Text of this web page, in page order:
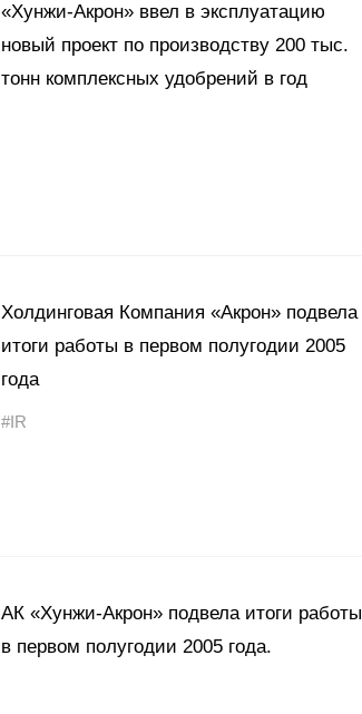
«Хунжи-Акрон» ввел в эксплуатацию
новый проект по производству 200 тыс.
тонн комплексных удобрений в год
Холдинговая Компания «Акрон» подвела
итоги работы в первом полугодии 2005
года
#IR
АК «Хунжи-Акрон» подвела итоги работы
в первом полугодии 2005 года.